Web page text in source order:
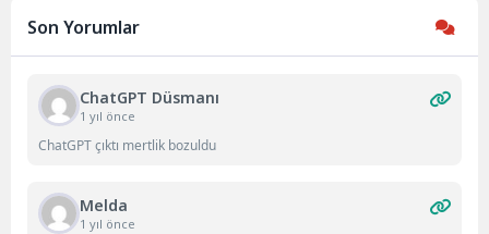
kendisini ‘Cumhur İttifakı
Son Yorumlar
ChatGPT Düsmanı
1 yıl önce
ChatGPT çıktı mertlik bozuldu
Melda
1 yıl önce